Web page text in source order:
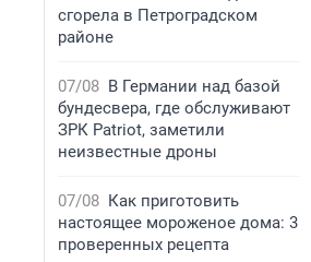
сгорела в Петроградском
районе
07/08 В Германии над базой
бундесвера, где обслуживают
ЗРК Patriot, заметили
неизвестные дроны
07/08 Как приготовить
настоящее мороженое дома: 3
проверенных рецепта